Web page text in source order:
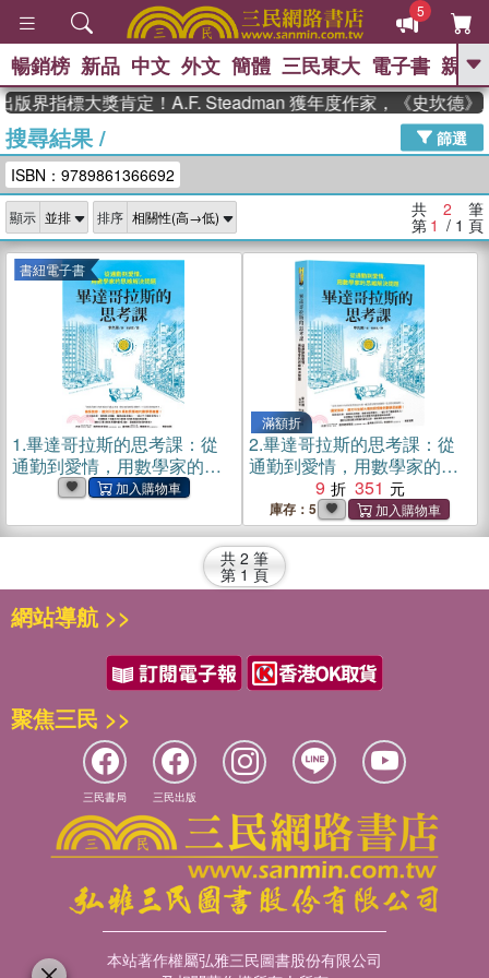
5
GO
高希均教授回憶錄
、 The Odyssey 、 父親節 、 如果歷
獎 臺灣漫遊錄 、 方念華 、 台灣的李
登輝時代
數學女孩：黎曼猜想 、
偉大的迷走神經
暢銷榜 新品 中文 外文 簡體 三民東大 電子書 親子
版界指標大獎肯定！A.F. Steadman 獲年度作家，《史坎德》
搜尋結果/
篩選
ISBN：9789861366692
顯示 排序 共 2 筆
第 1 / 1 頁
書紐電子書
1.畢達哥拉斯的思考課：從
通勤到愛情，用數學家的思
維解決問題(電子書)
滿額折
2.畢達哥拉斯的思考課：從
通勤到愛情，用數學家的思
維解決問題
9 351
庫存：5
共 2 筆
第 1 頁
網站導航 >>
聚焦三民 >>
三民書局 三民出版
本站著作權屬弘雅三民圖書股份有限公司